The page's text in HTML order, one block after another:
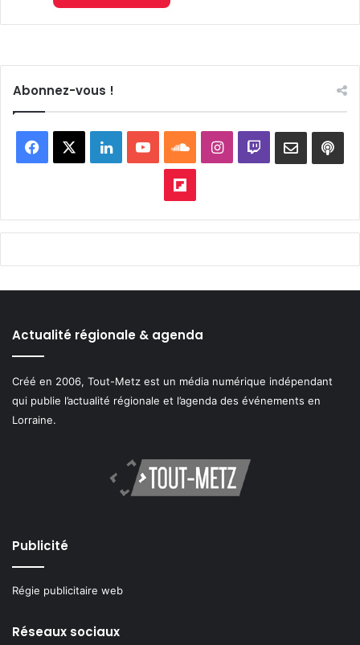
Abonnez-vous !
Facebook LinkedinYouTubeSoundCloud
Instagram
Twitch
Flipboard
Actualité régionale & agenda
Créé en 2006, Tout-Metz est un média numérique indépendant
qui publie l’actualité régionale et l’agenda des événements en
Lorraine.
Publicité
Régie publicitaire web
Réseaux sociaux